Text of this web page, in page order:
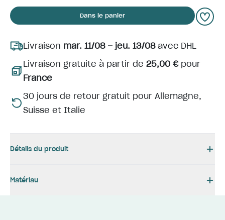
Dans le panier
Livraison mar. 11/08 – jeu. 13/08avec DHL
Livraison gratuite à partir de 25,00 €pour
France
30 jours de retour gratuit pour Allemagne,
Suisse et Italie
Détails du produit
Matériau